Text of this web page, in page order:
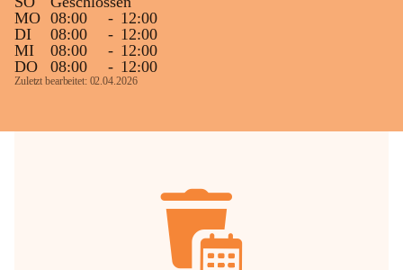
MO 08:00 - 12:00
DI
08:00 - 12:00
MI
08:00 - 12:00
DO
08:00 - 12:00
Zuletzt bearbeitet: 02.04.2026